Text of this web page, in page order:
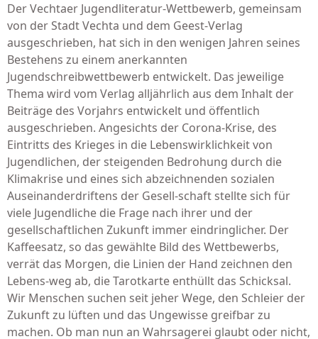
Der Vechtaer Jugendliteratur-Wettbewerb, gemeinsam
von der Stadt Vechta und dem Geest-Verlag
ausgeschrieben, hat sich in den wenigen Jahren seines
Bestehens zu einem anerkannten
Jugendschreibwettbewerb entwickelt. Das jeweilige
Thema wird vom Verlag alljährlich aus dem Inhalt der
Beiträge des Vorjahrs entwickelt und öffentlich
ausgeschrieben. Angesichts der Corona-Krise, des
Eintritts des Krieges in die Lebenswirklichkeit von
Jugendlichen, der steigenden Bedrohung durch die
Klimakrise und eines sich abzeichnenden sozialen
Auseinanderdriftens der Gesell-schaft stellte sich für
viele Jugendliche die Frage nach ihrer und der
gesellschaftlichen Zukunft immer eindringlicher. Der
Kaffeesatz, so das gewählte Bild des Wettbewerbs,
verrät das Morgen, die Linien der Hand zeichnen den
Lebens-weg ab, die Tarotkarte enthüllt das Schicksal.
Wir Menschen suchen seit jeher Wege, den Schleier der
Zukunft zu lüften und das Ungewisse greifbar zu
machen. Ob man nun an Wahrsagerei glaubt oder nicht,